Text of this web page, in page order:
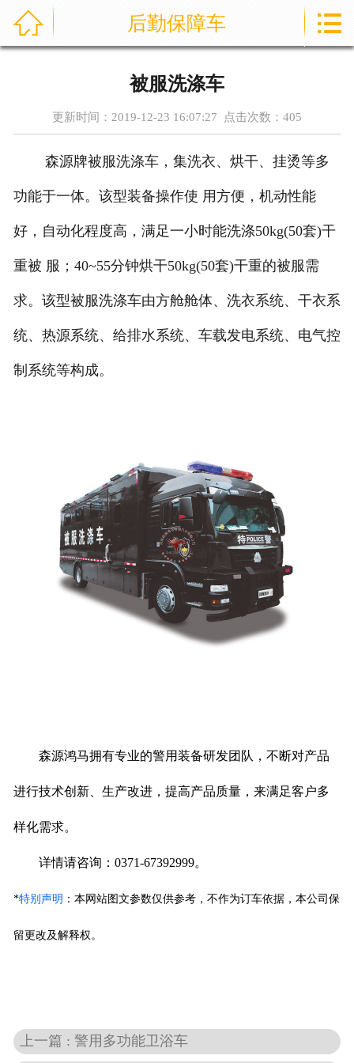
资讯中心
售后服务
关于我们
联系我们
 后勤保障车 
被服洗涤车
更新时间：2019-12-23 16:07:27 点击次数： 405
森源牌被服洗涤车，集洗衣、烘干、挂烫等多
功能于一体。该型装备操作使 用方便，机动性能
好，自动化程度高，满足一小时能洗涤50kg(50套)干
重被 服；40~55分钟烘干50kg(50套)干重的被服需
求。该型被服洗涤车由方舱舱体、洗衣系统、干衣系
统、热源系统、给排水系统、车载发电系统、电气控
制系统等构成。
森源鸿马拥有专业的警用装备研发团队，不断对产品
进行技术创新、生产改进，提高产品质量，来满足客户多
样化需求。
详情请咨询：0371-67392999。
*特别声明 ： 本网站图文参数仅供参考，不作为订车依据，本公司保
留更改及解释权。
上一篇 : 警用多功能卫浴车